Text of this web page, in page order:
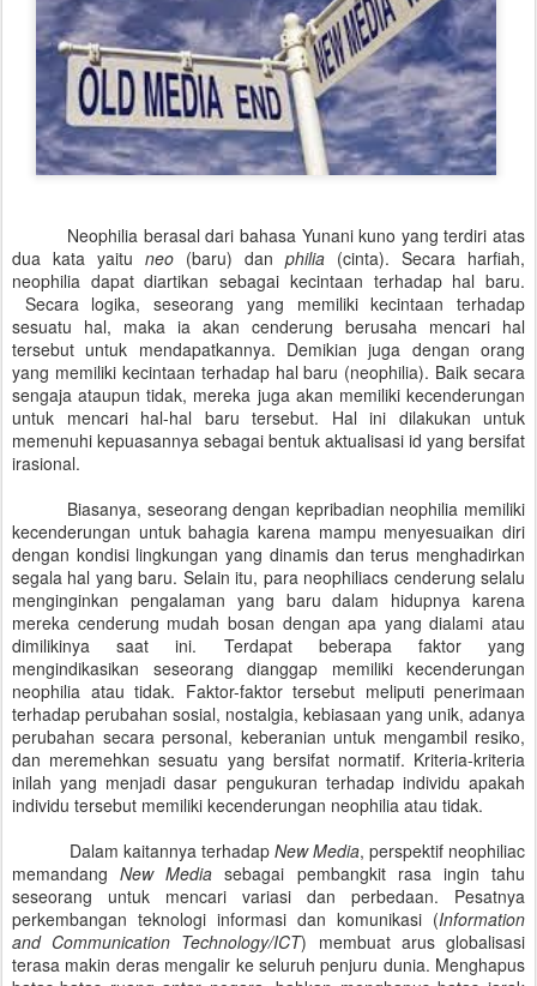
Neophilia berasal dari bahasa Yunani kuno yang terdiri atas
dua kata yaitu neo (baru) dan philia (cinta). Secara harfiah,
neophilia dapat diartikan sebagai kecintaan terhadap hal baru.
Secara logika, seseorang yang memiliki kecintaan terhadap
sesuatu hal, maka ia akan cenderung berusaha mencari hal
tersebut untuk mendapatkannya. Demikian juga dengan orang
yang memiliki kecintaan terhadap hal baru (neophilia). Baik secara
sengaja ataupun tidak, mereka juga akan memiliki kecenderungan
untuk mencari hal-hal baru tersebut. Hal ini dilakukan untuk
memenuhi kepuasannya sebagai bentuk aktualisasi id yang bersifat
irasional.
Biasanya, seseorang dengan kepribadian neophilia memiliki
kecenderungan untuk bahagia karena mampu menyesuaikan diri
dengan kondisi lingkungan yang dinamis dan terus menghadirkan
segala hal yang baru. Selain itu, para neophiliacs cenderung selalu
menginginkan pengalaman yang baru dalam hidupnya karena
mereka cenderung mudah bosan dengan apa yang dialami atau
dimilikinya saat ini. Terdapat beberapa faktor yang
mengindikasikan seseorang dianggap memiliki kecenderungan
neophilia atau tidak. Faktor-faktor tersebut meliputi penerimaan
terhadap perubahan sosial, nostalgia, kebiasaan yang unik, adanya
perubahan secara personal, keberanian untuk mengambil resiko,
dan meremehkan sesuatu yang bersifat normatif. Kriteria-kriteria
inilah yang menjadi dasar pengukuran terhadap individu apakah
individu tersebut memiliki kecenderungan neophilia atau tidak.
Dalam kaitannya terhadap New Media, perspektif neophiliac
memandangNew Media sebagai pembangkit rasa ingin tahu
seseorang untuk mencari variasi dan perbedaan. Pesatnya
perkembangan teknologi informasi dan komunikasi (Information
and Communication Technology/ICT) membuat arus globalisasi
terasa makin deras mengalir ke seluruh penjuru dunia. Menghapus